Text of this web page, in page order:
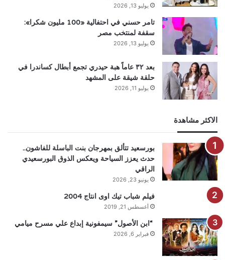
يوليو 13, 2026
تامر حسني في احتفالية «100 مليون شكرا»:
سقفة لمنتخب مصر
يوليو 13, 2026
بعد ٣٢ عاماً هبة حيدري تجمع أبطال كساندرا في
حلقة شيقة على المشهد
يوليو 11, 2026
الاكثر مشاهدة
بورسعيد تتألق بمهرجان بنت الباسلة للفاشون..
حدث يعزز السياحة ويعكس الذوق البورسعيدي
الراقي
يونيو 23, 2026
فيلم شباب تيك اوى انتاج 2004
أغسطس 21, 2019
“ابن الأصول” سيمفونية إبداع علي مسرح ميامي
فبراير 6, 2026